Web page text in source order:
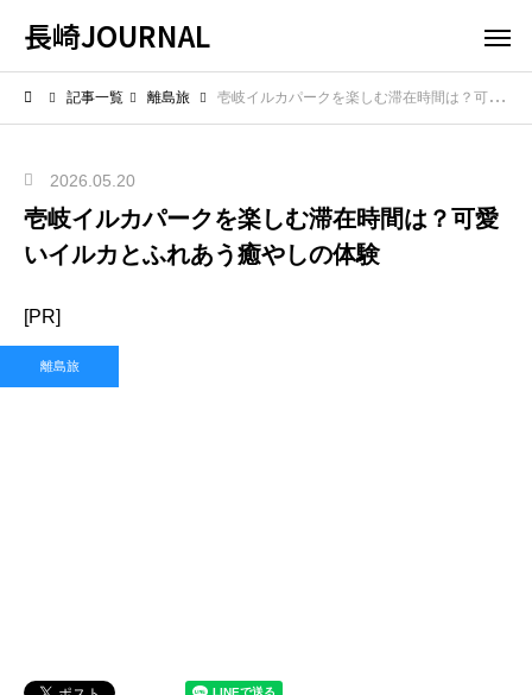
長崎JOURNAL
記事一覧 離島旅 壱岐イルカパークを楽しむ滞在時間は？可愛いイルカとふれあう癒やしの体験
2026.05.20
壱岐イルカパークを楽しむ滞在時間は？可愛
いイルカとふれあう癒やしの体験
[PR]
離島旅